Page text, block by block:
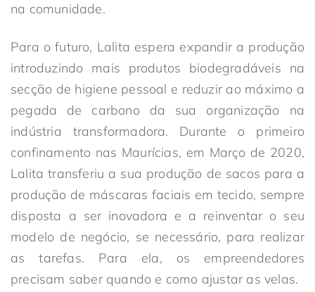
na comunidade.
Para o futuro, Lalita espera expandir a produção
introduzindo mais produtos biodegradáveis na
secção de higiene pessoal e reduzir ao máximo a
pegada de carbono da sua organização na
indústria transformadora. Durante o primeiro
confinamento nas Maurícias, em Março de 2020,
Lalita transferiu a sua produção de sacos para a
produção de máscaras faciais em tecido, sempre
disposta a ser inovadora e a reinventar o seu
modelo de negócio, se necessário, para realizar
as tarefas. Para ela, os empreendedores
precisam saber quando e como ajustar as velas.